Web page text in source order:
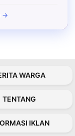
→
WARGA
TENTANG
IKLAN